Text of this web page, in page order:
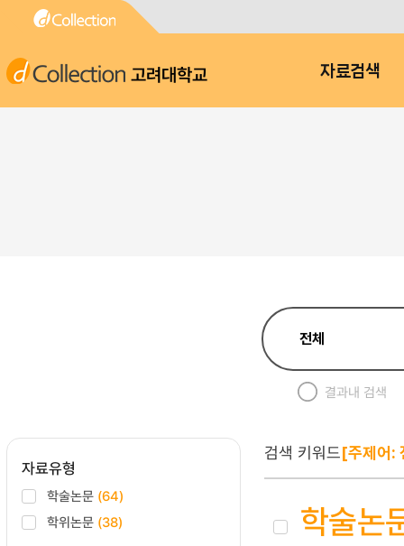
고려대학교 자료검색
결과내 검색
자료유형
학술논문 (64)
학위논문 (38)
검색 키워드[주제어:
학술논